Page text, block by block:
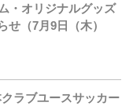
・オリジナルグッズ
せ（7月9日（木）
ラブユースサッカー